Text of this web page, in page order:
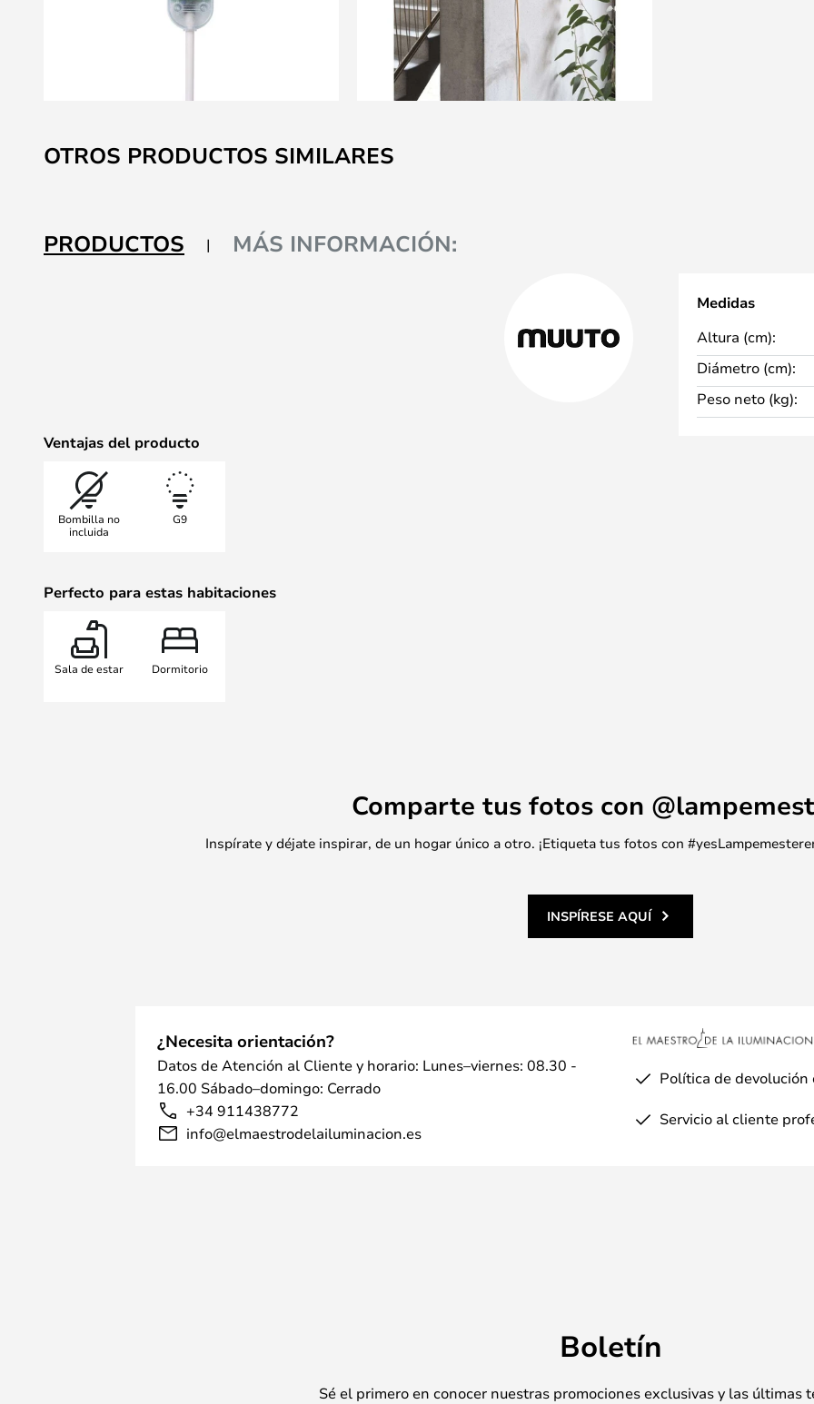
al
comienzo
galería
de
OTROS PRODUCTOS SIMILARES
PRODUCTOS MÁS INFORMACIÓN:
Ventajas del producto
Bombilla no
incluida
G9
Perfecto para estas habitaciones
Sala de estar Dormitorio
Medidas
Altura (cm):
Diámetro (cm):
Peso neto (kg):
Comparte tus fotos con
Inspírate y déjate inspirar, de un hogar único a otro. ¡Etiqueta tus fotos con
INSPÍRESE AQUÍ
¿Necesita orientación?
Datos de Atención al Cliente y horario: Lunes–viernes: 08.30 -
16.00 Sábado–domingo: Cerrado
+34 911438772
info@elmaestrodelailuminacion.es
Política de devolución
Servicio al cliente
Boletín
Sé el primero en conocer nuestras promociones exclusivas y las últimas